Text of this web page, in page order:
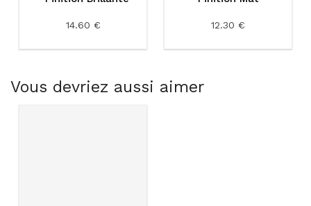
14.60 € 12.30 €
Vous devriez aussi aimer